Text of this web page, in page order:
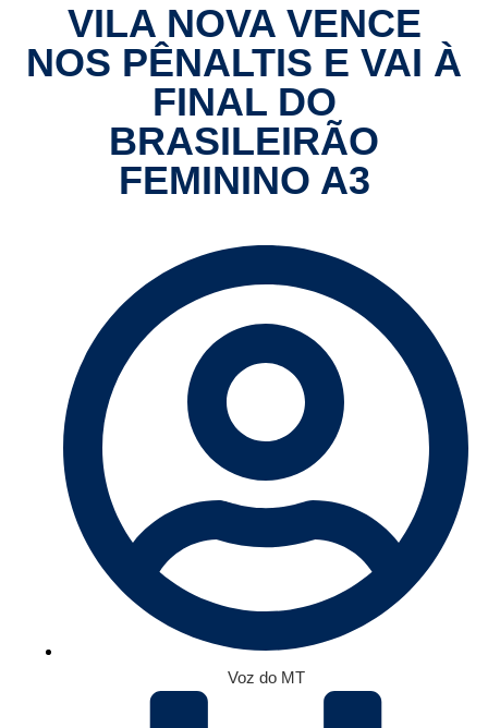
VILA NOVA VENCE
NOS PÊNALTIS E VAI À
FINAL DO
BRASILEIRÃO
FEMININO A3
Voz do MT